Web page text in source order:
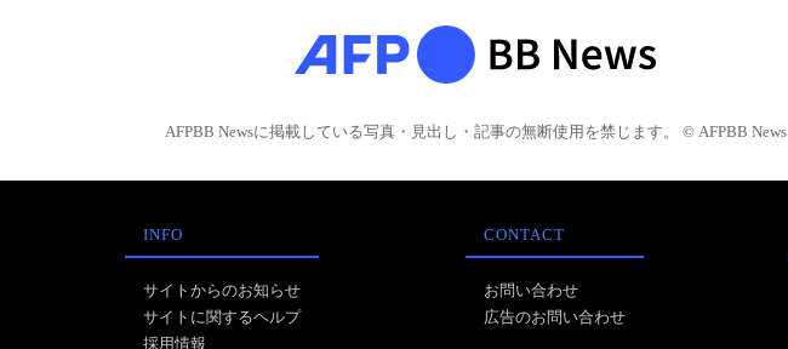
AFPBB Newsに掲載している写真・見出し・記事の無断使用を禁じます。 © AFPBB News
INFO
サイトからのお知らせ
サイトに関するヘルプ
採用情報
CONTACT
お問い合わせ
広告のお問い合わせ